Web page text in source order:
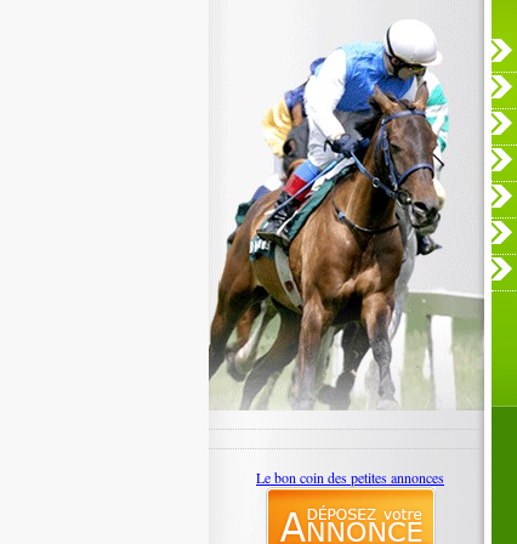
Le bon coin des petites annonces